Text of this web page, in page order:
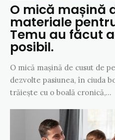
O mică mașină
materiale
Temu au făcut
posibil.
O mică mașină de cusut de
dezvolte pasiunea, în ciuda
trăiește cu o boală cronică,...